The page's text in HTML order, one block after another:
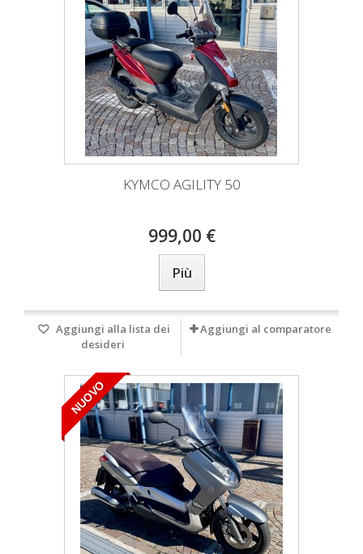
KYMCO AGILITY 50
999,00 €
Più
Aggiungi alla lista dei
desideri
Aggiungi al comparatore
NUOVO